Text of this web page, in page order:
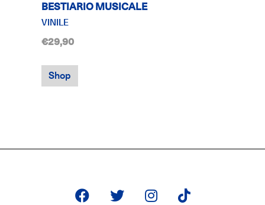
BESTIARIO MUSICALE
VINILE
€29,90
Shop